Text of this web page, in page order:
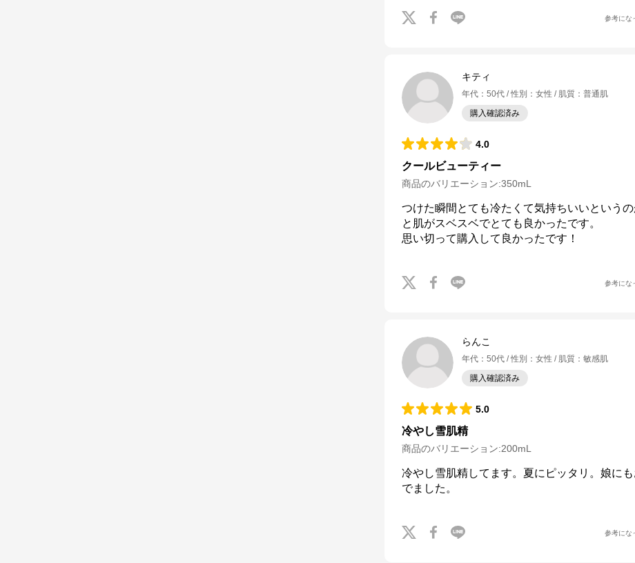
参考にな
キティ
年代 ： 50代 性別 ： 女性 肌質 ： 普通肌
購入確認済み
4.0
クールビューティー
商品のバリエーション:350mL
つけた瞬間とても冷たくて気持ちいいという
と肌がスベスベでとても良かったです。
思い切って購入して良かったです！
参考にな
らんこ
年代 ： 50代 性別 ： 女性 肌質 ： 敏感肌
購入確認済み
5.0
冷やし雪肌精
商品のバリエーション:200mL
冷やし雪肌精してます。夏にピッタリ。娘に
でました。
参考にな